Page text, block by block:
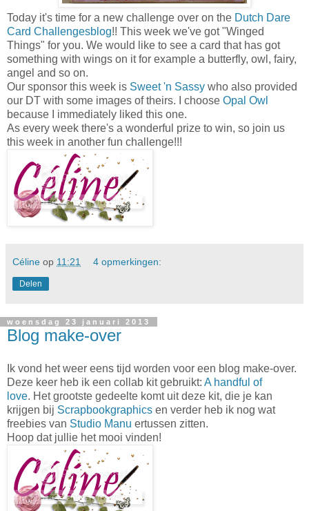
Today it's time for a new challenge over on the Dutch Dare
Card Challengesblog!! This week we've got "Winged
Things" for you. We would like to see a card that has got
something with wings on it for example a butterfly, owl, fairy,
angel and so on.
Our sponsor this week is Sweet 'n Sassy who also provided
our DT with some images of theirs. I choose Opal Owl
because I immediately liked this one.
As every week there's a wonderful prize to win, so join us
this week in another fun challenge!!!
Céline op 11:21 4 opmerkingen:
Delen
woensdag 23 januari 2013
Blog make-over
Ik vond het weer eens tijd worden voor een blog make-over.
Deze keer heb ik een collab kit gebruikt: A handful of
love. Het grootste gedeelte komt uit deze kit, die je kan
krijgen bij Scrapbookgraphics en verder heb ik nog wat
freebies van Studio Manu ertussen zitten.
Hoop dat jullie het mooi vinden!